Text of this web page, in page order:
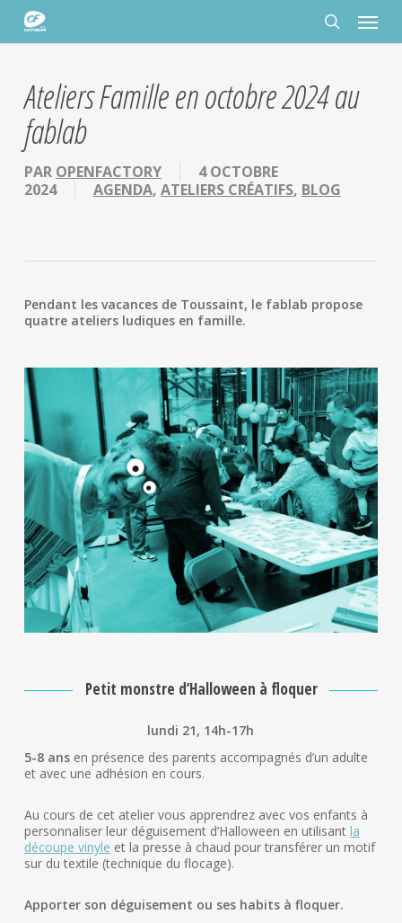
Panneau de gestion des cookies
Passer
contenu
rechercher
Menu
Ateliers Famille en octobre 2024 au
fablab
PAR OPENFACTORY
4 OCTOBRE
2024
AGENDA, ATELIERS CRÉATIFS, BLOG
Pendant les vacances de Toussaint, le fablab propose
quatre ateliers ludiques en famille.
Petit monstre d’Halloween à floquer
lundi 21, 14h-17h
5-8 ansen présence des parents accompagnés d’un adulte
et avec une adhésion en cours.
Au cours de cet atelier vous apprendrez avec vos enfants à
personnaliser leur déguisement d’Halloween en utilisant la
découpe vinyle et la presse à chaud pour transférer un motif
sur du textile (technique du flocage).
Apporter son déguisement ou ses habits à floquer.